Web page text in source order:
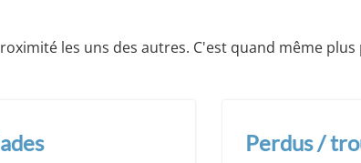
les uns des autres. C'est quand même plus
Perdus /